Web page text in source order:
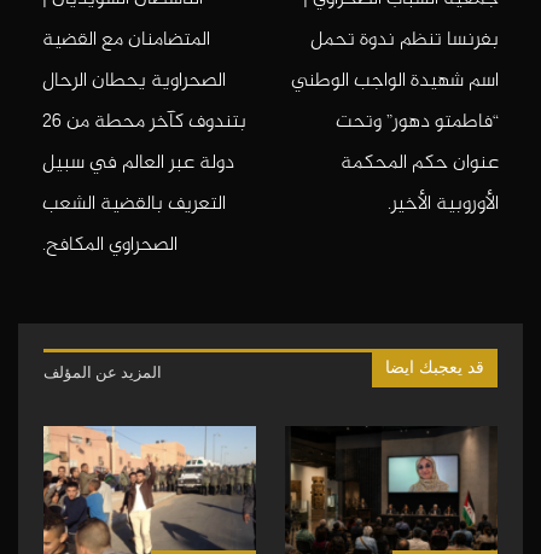
بفرنسا تنظم ندوة تحمل
اسم شهيدة الواجب الوطني
“فاطمتو دهور” وتحت
عنوان حكم المحكمة
الأوروبية الأخير.
المتضامنان مع القضية
الصحراوية يحطان الرحال
بتندوف كآخر محطة من 26
دولة عبر العالم في سبيل
التعريف بالقضية الشعب
الصحراوي المكافح.
قد يعجبك ايضا المزيد عن المؤلف